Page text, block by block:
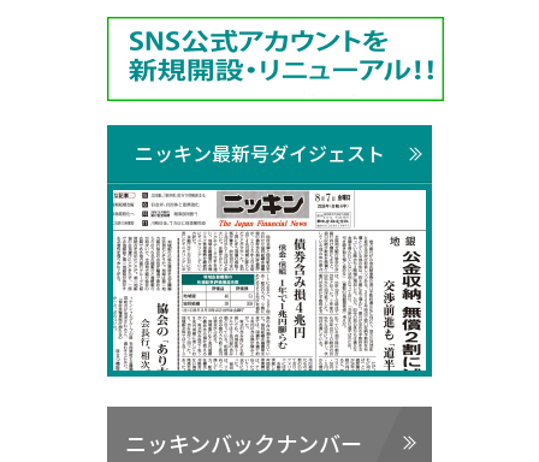
ニッキン最新号ダイジェスト
ニッキンバックナンバー